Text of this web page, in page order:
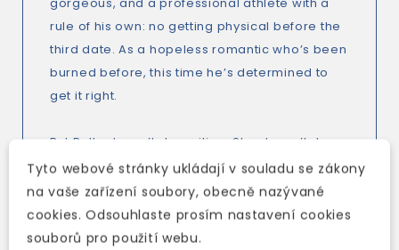
rule of his own: no getting physical before the
third date. As a hopeless romantic who’s been
burned before, this time he’s determined to
get it right.
But Belle doesn’t do waiting. She doesn’t do
trust. And she definitely doesn’t do love. Yet
with Makoa, she’s starting to want it all. The
more she lets him in, the more she’s
convinced he’s hiding something.
Tyto webové stránky ukládají v souladu se zákony
na vaše zařízení soubory, obecně nazývané
cookies. Odsouhlaste prosím nastavení cookies
souborů pro použití webu.